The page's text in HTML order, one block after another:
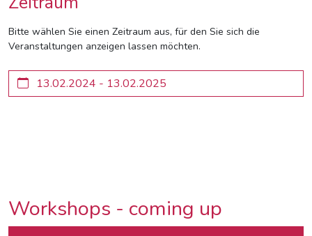
Bitte wählen Sie einen Zeitraum aus, für den Sie sich die
Veranstaltungen anzeigen lassen möchten.
Workshops - coming up